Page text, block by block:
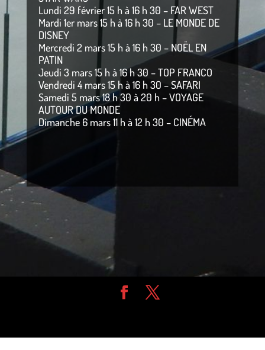
Lundi 29 février 15 h à 16 h 30 – FAR WEST
Mardi 1er mars 15 h à 16 h 30 – LE MONDE DE
DISNEY
Mercredi 2 mars 15 h à 16 h 30 – NOËL EN
PATIN
Jeudi 3 mars 15 h à 16 h 30 – TOP FRANCO
Vendredi 4 mars 15 h à 16 h 30 – SAFARI
Samedi 5 mars 18 h 30 à 20 h – VOYAGE
AUTOUR DU MONDE
Dimanche 6 mars 11 h à 12 h 30 – CINÉMA